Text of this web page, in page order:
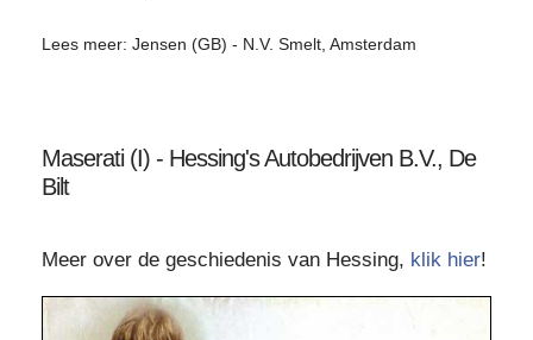
Lees meer: Jensen (GB) - N.V. Smelt, Amsterdam
Maserati (I) - Hessing's Autobedrijven B.V., De
Bilt
Meer over de geschiedenis van Hessing, klik hier!